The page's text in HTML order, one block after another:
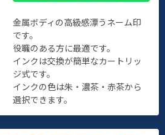
金属ボディの高級感漂うネーム印
です。
役職のある方に最適です。
インクは交換が簡単なカートリッ
ジ式です。
インクの色は朱・濃茶・赤茶から
選択できます。